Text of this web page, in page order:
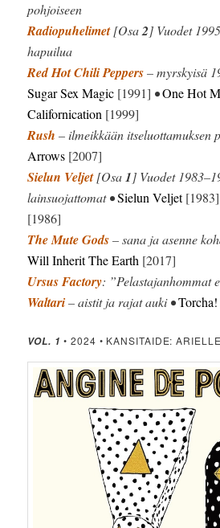
pohjoiseen
Radiopuhelimet[Osa2] Vuodet
hapuilua
Red Hot Chili Peppers– myrskyisä
Sugar Sex Magic [1991] •One Hot
Californication [1999]
Rush – ilmeikkään itseluottamuksen
Arrows [2007]
Sielun Veljet[Osa1] Vuodet
lainsuojattomat •Sielun Veljet
[1986]
The Mute Gods– sana ja asenne
Will Inherit The Earth [2017]
Ursus Factory: ”Pelastajanhommat
Waltari– aistit ja rajat auki •Torcha!
VOL. 1 • 2024 • KANSITAIDE: